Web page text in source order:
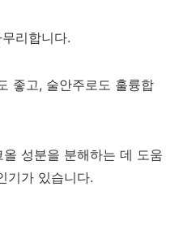
리합니다.
좋고, 술안주로도 훌륭합
성분을 분해하는 데 도움
기가 있습니다.